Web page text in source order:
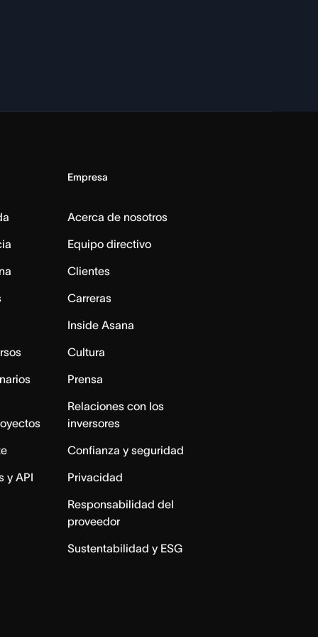
y API
Empresa
Acerca de nosotros
Equipo directivo
Clientes
Carreras
Inside Asana
Cultura
Prensa
Relaciones con los
inversores
Confianza y seguridad
Privacidad
Responsabilidad del
proveedor
Sustentabilidad y ESG